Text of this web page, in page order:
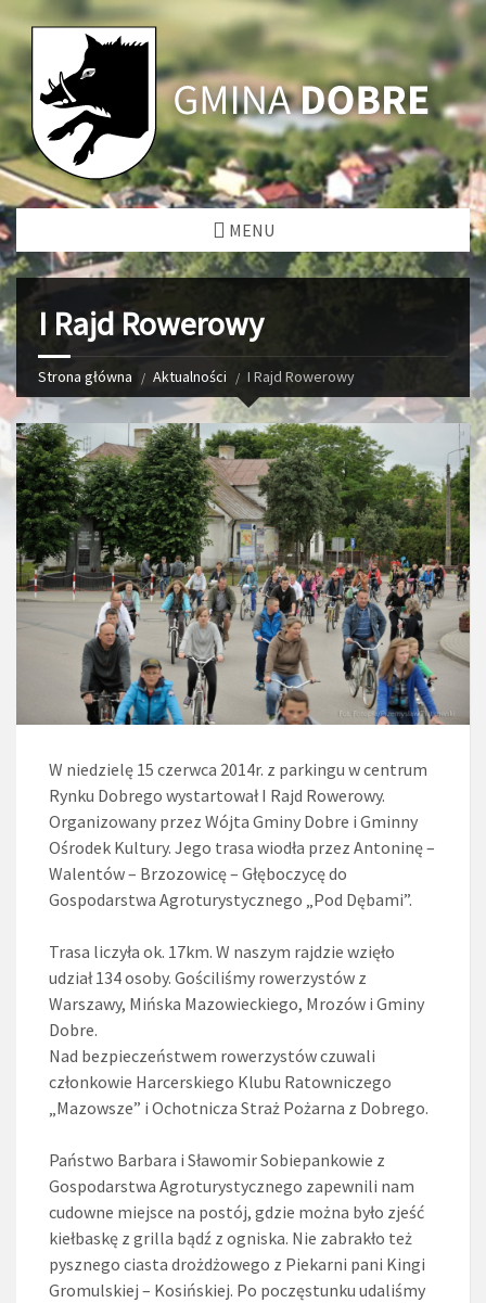
MENU
I Rajd Rowerowy
Strona główna Aktualności I Rajd Rowerowy
W niedzielę 15 czerwca 2014r. z parkingu w centrum
Rynku Dobrego wystartował I Rajd Rowerowy.
Organizowany przez Wójta Gminy Dobre i Gminny
Ośrodek Kultury. Jego trasa wiodła przez Antoninę –
Walentów – Brzozowicę – Głęboczycę do
Gospodarstwa Agroturystycznego „Pod Dębami”.
Trasa liczyła ok. 17km. W naszym rajdzie wzięło
udział 134 osoby. Gościliśmy rowerzystów z
Warszawy, Mińska Mazowieckiego, Mrozów i Gminy
Dobre.
Nad bezpieczeństwem rowerzystów czuwali
członkowie Harcerskiego Klubu Ratowniczego
„Mazowsze” i Ochotnicza Straż Pożarna z Dobrego.
Państwo Barbara i Sławomir Sobiepankowie z
Gospodarstwa Agroturystycznego zapewnili nam
cudowne miejsce na postój, gdzie można było zjeść
kiełbaskę z grilla bądź z ogniska. Nie zabrakło też
pysznego ciasta drożdżowego z Piekarni pani Kingi
Gromulskiej – Kosińskiej. Po poczęstunku udaliśmy